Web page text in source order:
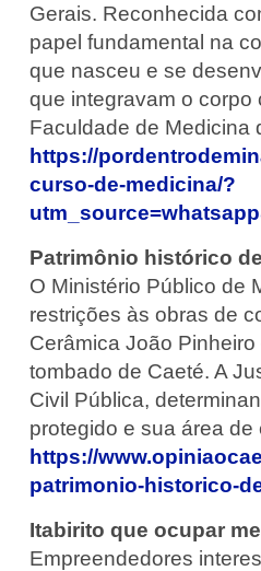
Gerais. Reconhecida
papel fundamental na
que nasceu e se
que integravam o corpo
Faculdade de Medicina
https://
curso-de-medicina/?
Patrimônio histórico
O Ministério Público de
restrições às obras de
Cerâmica João
tombado de Caeté. A
Civil Pública,
protegido e sua área
https://
patrimonio-historico-
Itabirito que ocupar
Empreendedores